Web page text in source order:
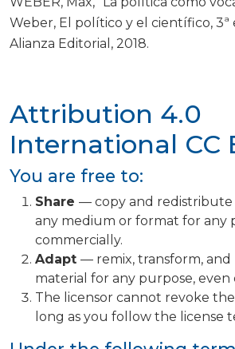
Attribution 4.0
International CC
You are free to:
Share — copy and redistribute
any medium or format for any
commercially.
Adapt — remix, transform,
material for any purpose, even
The licensor cannot revoke
long as you follow the license
Weber, El político y el científico, 3ª
Alianza Editorial, 2018.